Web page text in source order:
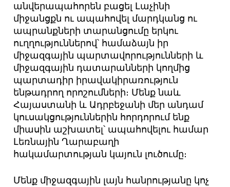
անվերապահորեն բացել Լաչինի
միջանցքն ու ապահովել մարդկանց ու
ապրանքների տարանցումը երկու
ուղղություններով՝ համաձայն իր
միջազգային պարտավորությունների և
միջազգային դատարանների կողմից
պարտադիր իրավակիրառություն
ենթադրող որոշումների։ Մենք նաև
Հայաստանի և Ադրբեջանի մեր անդամ
կուսակցություններին հորդորում ենք
միասին աշխատել՝ ապահովելու համար
Լեռնային Ղարաբաղի
հակամարտության կայուն լուծումը։
Մենք միջազգային լայն հանրությանը կոչ